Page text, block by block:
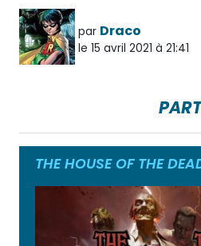
par Draco
le 15 avril 2021 à 21:41
THE HOUSE OF THE